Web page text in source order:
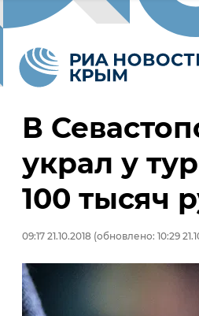
В
украл у
100 тысяч
09:17 21.10.2018 (обновлено: 10:29